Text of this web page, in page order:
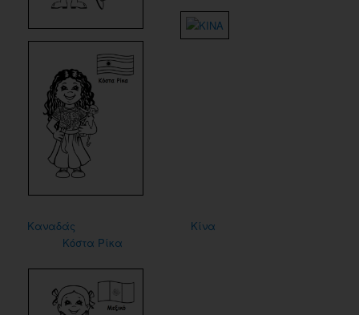
Καναδάς
Κίνα
Κόστα Ρίκα